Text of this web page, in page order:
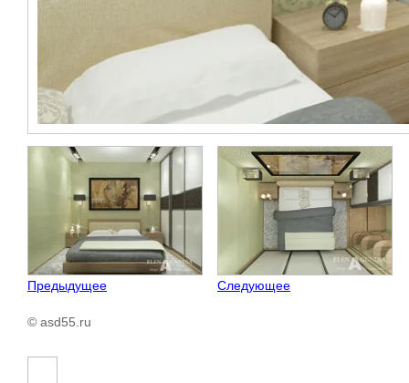
Предыдущее Следующее
© asd55.ru